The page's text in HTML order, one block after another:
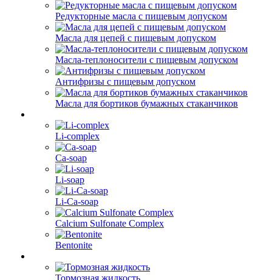
Редукторные масла с пищевым допуском
Масла для цепей с пищевым допуском
Масла-теплоносители с пищевым допуском
Антифризы с пищевым допуском
Масла для бортиков бумажных стаканчиков
Li-complex
Ca-soap
Li-soap
Li-Ca-soap
Calcium Sulfonate Complex
Bentonite
Тормозная жидкость